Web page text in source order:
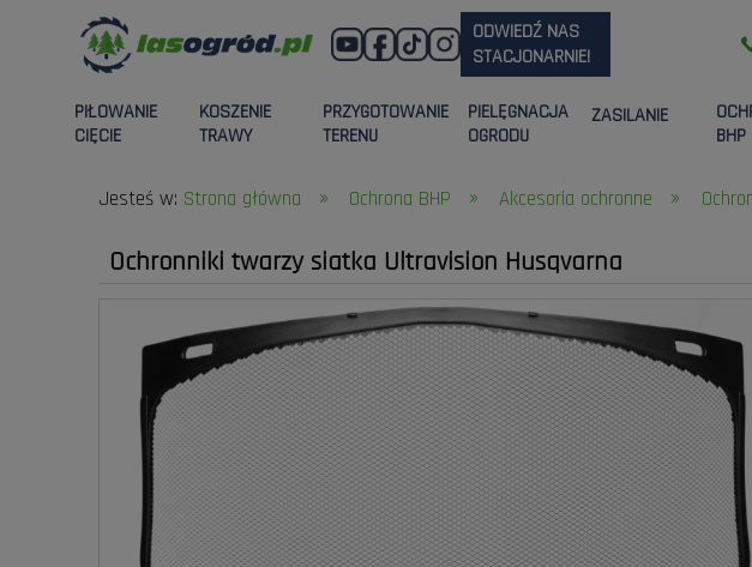
ODWIEDŹ NAS
STACJONARNIE!
PIŁOWANIE
CIĘCIE
KOSZENIE
TRAWY
PRZYGOTOWANIE
TERENU
PIELĘGNACJA
OGRODU
ZASILANIE
BHP
Jesteś w: Strona główna » Ochrona BHP » Akcesoria ochronne »
Ochronniki twarzy siatka Ultravision Husqvarna